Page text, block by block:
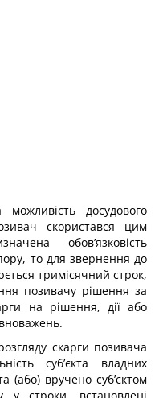
досудового
скористався цим
обов’язковість
то для звернення до
тримісячний строк,
позивачу рішення за
на рішення, дії або
скарги позивача
суб’єкта владних
(або) вручено суб’єктом